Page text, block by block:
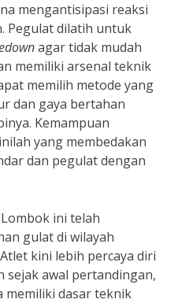
mengantisipasi reaksi
Pegulat dilatih untuk
agar tidak mudah
memiliki arsenal teknik
memilih metode yang
dan gaya bertahan
Kemampuan
yang membedakan
dan pegulat dengan
ini telah
gulat di wilayah
kini lebih percaya diri
sejak awal pertandingan,
memiliki dasar teknik